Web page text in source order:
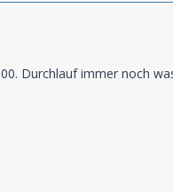
Durchlauf immer noch